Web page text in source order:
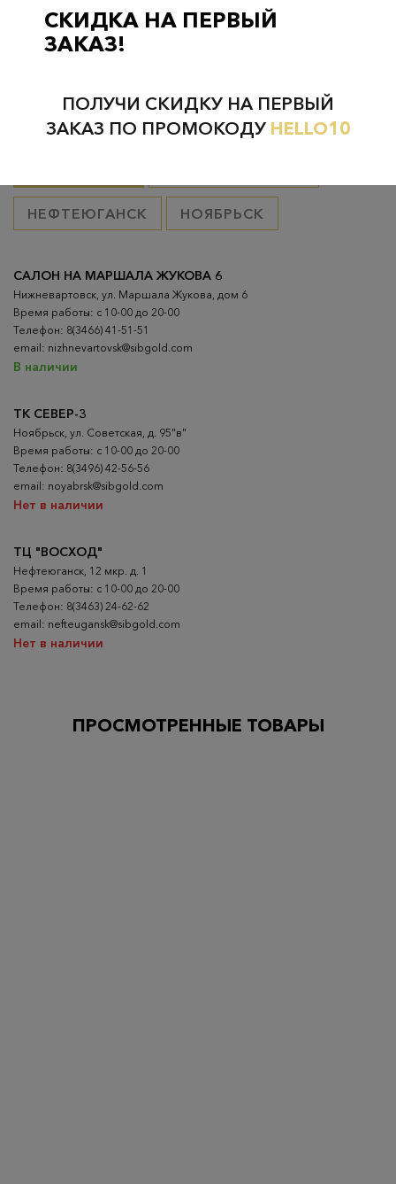
Проверьте наличие в магазинах
НЕФТЕЮГАНСК НОЯБРЬСК
ТК СЕВЕР-3
Ноябрьск, ул. Советская, д. 95"в"
Время работы: с 10-00 до 20-00
Телефон: 8(3496) 42-56-56
email: noyabrsk@sibgold.com
Нет в наличии
ТЦ "ВОСХОД"
Нефтеюганск, 12 мкр. д. 1
Время работы: с 10-00 до 20-00
Телефон: 8(3463) 24-62-62
email: nefteugansk@sibgold.com
Нет в наличии
САЛОН НА МАРШАЛА ЖУКОВА 6
Нижневартовск, ул. Маршала Жукова, дом 6
Время работы: с 10-00 до 20-00
Телефон: 8(3466) 41-51-51
email: nizhnevartovsk@sibgold.com
В наличии
ПРОСМОТРЕННЫЕ ТОВАРЫ
СКИДКА НА ПЕРВЫЙ
ЗАКАЗ!
ПОЛУЧИ СКИДКУ НА ПЕРВЫЙ
ЗАКАЗ ПО ПРОМОКОДУ HELLO10